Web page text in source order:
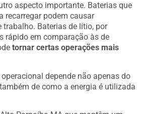
aspecto importante. Baterias que
recarregar podem causar
trabalho. Baterias de lítio, por
rápido em comparação às de
tornar certas operações mais
depende não apenas do
de como a energia é utilizada